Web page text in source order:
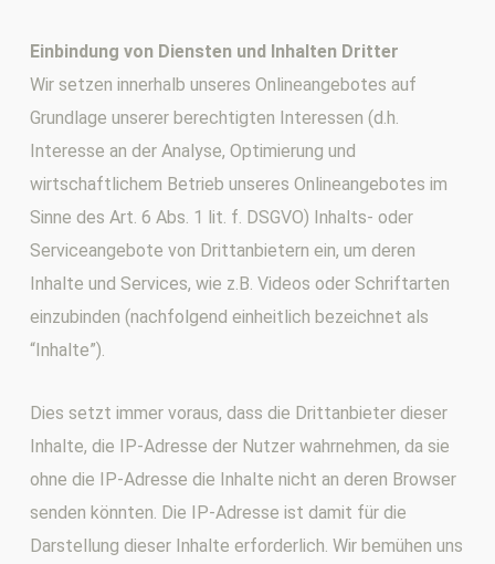
Einbindung von Diensten und Inhalten Dritter
Wir setzen innerhalb unseres Onlineangebotes auf
Grundlage unserer berechtigten Interessen (d.h.
Interesse an der Analyse, Optimierung und
wirtschaftlichem Betrieb unseres Onlineangebotes im
Sinne des Art. 6 Abs. 1 lit. f. DSGVO) Inhalts- oder
Serviceangebote von Drittanbietern ein, um deren
Inhalte und Services, wie z.B. Videos oder Schriftarten
einzubinden (nachfolgend einheitlich bezeichnet als
“Inhalte”).
Dies setzt immer voraus, dass die Drittanbieter dieser
Inhalte, die IP-Adresse der Nutzer wahrnehmen, da sie
ohne die IP-Adresse die Inhalte nicht an deren Browser
senden könnten. Die IP-Adresse ist damit für die
Darstellung dieser Inhalte erforderlich. Wir bemühen uns